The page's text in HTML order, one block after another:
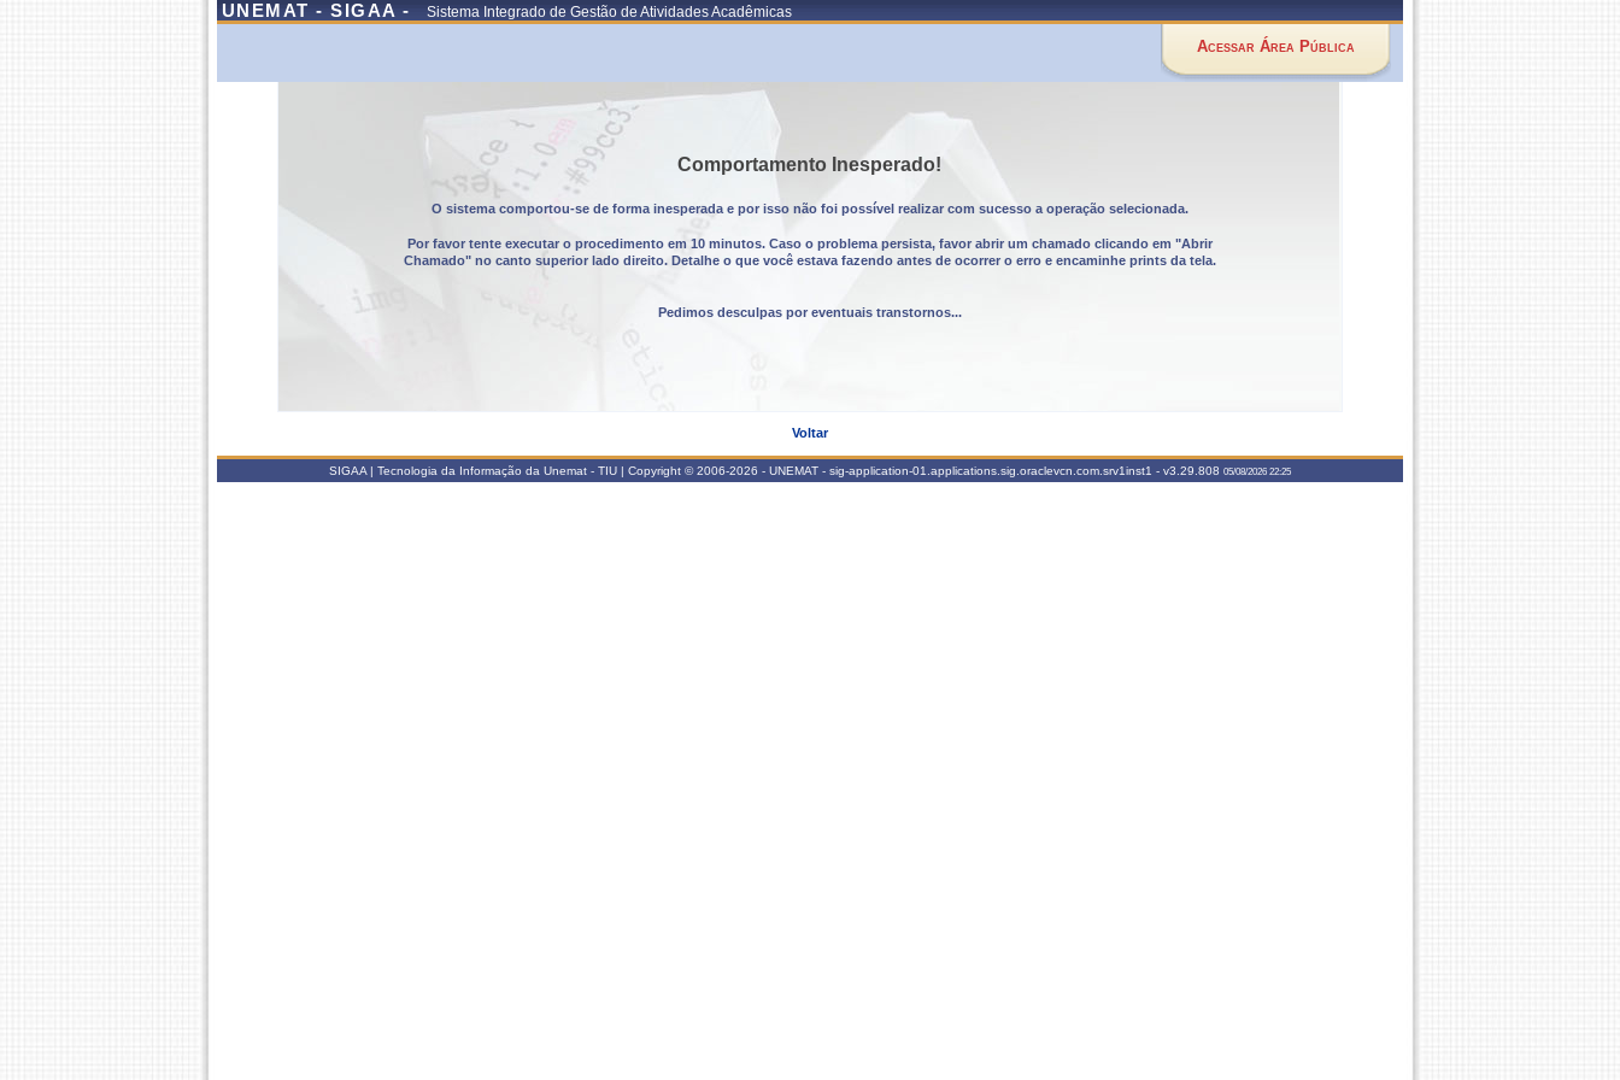
UNEMAT - SIGAA - Sistema Integrado de Gestão de Atividades Acadêmicas
Acessar Área Pública
Comportamento Inesperado!
O sistema comportou-se de forma inesperada e por isso não foi possível realizar com sucesso a operação selecionada.
Por favor tente executar o procedimento em 10 minutos. Caso o problema persista, favor abrir um chamado clicando em "Abrir
Chamado" no canto superior lado direito. Detalhe o que você estava fazendo antes de ocorrer o erro e encaminhe prints da tela.
Pedimos desculpas por eventuais transtornos...
Voltar
SIGAA | Tecnologia da Informação da Unemat - TIU | Copyright © 2006-2026 - UNEMAT - sig-application-01.applications.sig.oraclevcn.com.srv1inst1 - v3.29.808 05/08/2026 22:25